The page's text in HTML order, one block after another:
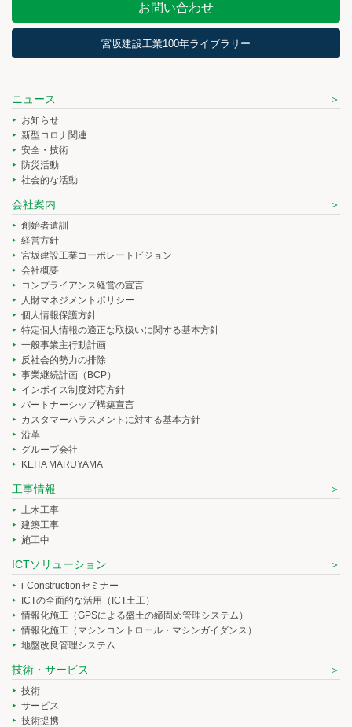
お問い合わせ
宮坂建設工業100年ライブラリー
ニュース
お知らせ
新型コロナ関連
安全・技術
防災活動
社会的な活動
会社案内
創始者遺訓
経営方針
宮坂建設工業コーポレートビジョン
会社概要
コンプライアンス経営の宣言
人財マネジメントポリシー
個人情報保護方針
特定個人情報の適正な取扱いに関する基本方針
一般事業主行動計画
反社会的勢力の排除
事業継続計画（BCP）
インボイス制度対応方針
パートナーシップ構築宣言
カスタマーハラスメントに対する基本方針
沿革
グループ会社
KEITA MARUYAMA
工事情報
土木工事
建築工事
施工中
ICTソリューション
i-Constructionセミナー
ICTの全面的な活用（ICT土工）
情報化施工（GPSによる盛土の締固め管理システム）
情報化施工（マシンコントロール・マシンガイダンス）
地盤改良管理システム
技術・サービス
技術
サービス
技術提携